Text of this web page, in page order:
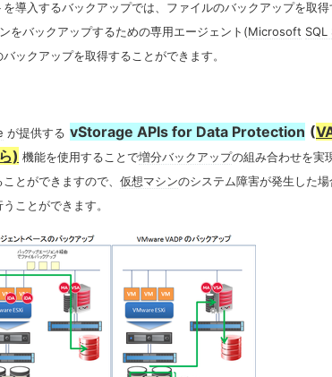
導入するバックアップでは、ファイルのバックアップを取
バックアップするための専用エージェント(Microsoft
ックアップを取得することができます。
が提供する vStorage APIs for Data Protection (
) 機能を使用することで増分バックアップの組み合わせを実
とができますので、 仮想マシンのシステム障害が発生した場
ことができます。